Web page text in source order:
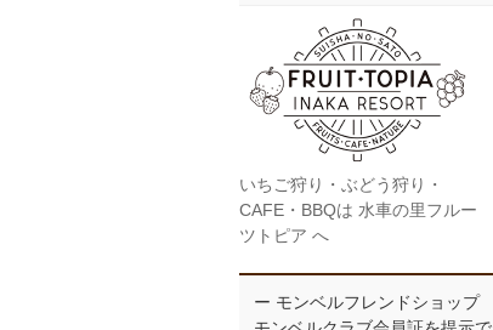
いちご狩り・ぶどう狩り・
CAFE・BBQは 水車の里フルー
ツトピア へ
ー モンベルフレンドショップ